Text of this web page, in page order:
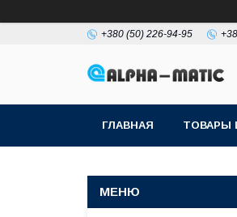
+380 (50) 226-94-95
ГЛАВНАЯ ТОВАРЫ